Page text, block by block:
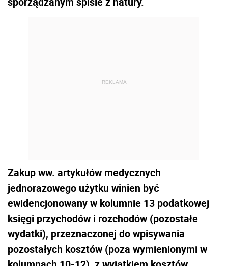
REKLAMA
Zakup ww. artykułów medycznych
jednorazowego użytku winien być
ewidencjonowany w kolumnie 13 podatkowej
księgi przychodów i rozchodów (pozostałe
wydatki), przeznaczonej do wpisywania
pozostałych kosztów (poza wymienionymi w